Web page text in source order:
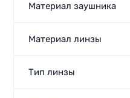
Материал заушника
Материал линзы
Тип линзы